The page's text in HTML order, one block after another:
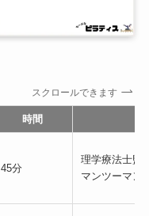
スクロールできます
時間
45分
理学療法士監
マンツーマン